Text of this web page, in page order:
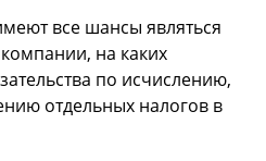
все шансы являться
на каких
по исчислению,
отдельных налогов в